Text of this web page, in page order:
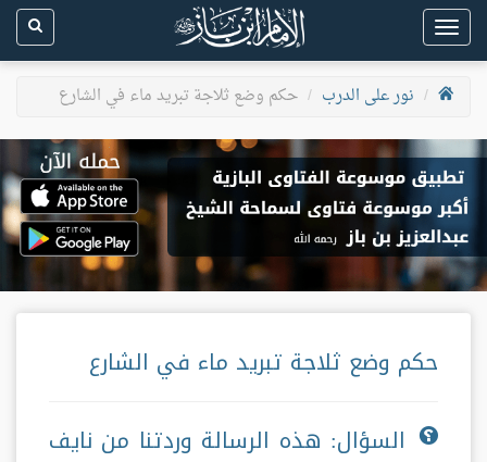
Toggle
navigation
نور على الدرب
حكم وضع ثلاجة تبريد ماء في الشارع
حكم وضع ثلاجة تبريد ماء في الشارع
السؤال: هذه الرسالة وردتنا من نايف